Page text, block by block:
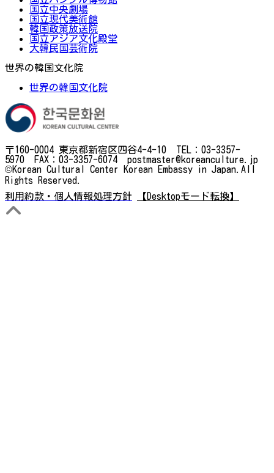
国立中央劇場
国立現代美術館
韓国政策放送院
国立アジア文化殿堂
大韓民国芸術院
世界の韓国文化院
世界の韓国文化院
〒160-0004 東京都新宿区四谷4-4-10 TEL：03-3357-
5970 FAX：03-3357-6074 postmaster@koreanculture.jp
©Korean Cultural Center Korean Embassy in Japan.All
Rights Reserved.
利用約款・個人情報処理方針
【Desktopモード転換】